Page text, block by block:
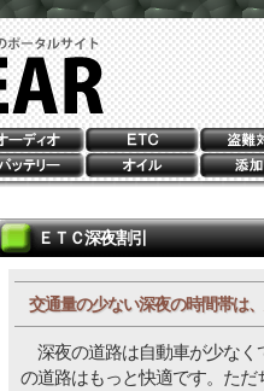
ＥＴＣ深夜割引
交通量の少ない深夜の時間帯は
深夜の道路は自動車が少なく
の道路はもっと快適です。た